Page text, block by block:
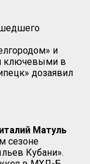
и
ключевыми в
дозаявил
Матуль
сезоне
Кубани».